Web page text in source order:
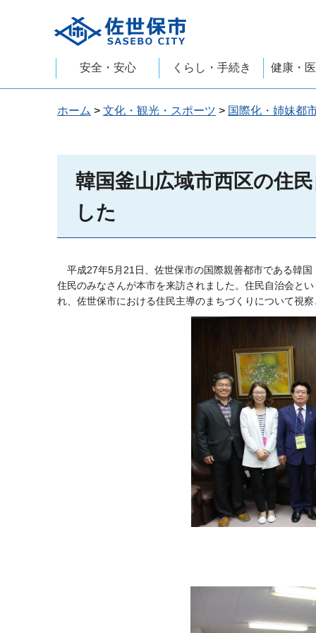
佐世保市
安全・安心 くらし・手続き 健康・
ホーム > 文化・観光・スポーツ > 国際化・姉妹都
韓国釜山広域市西区の住
した
平成27年5月21日、佐世保市の国際親善都市である韓
住民のみなさんが本市を来訪されました。住民自治会と
れ、佐世保市における住民主導のまちづくりについて視